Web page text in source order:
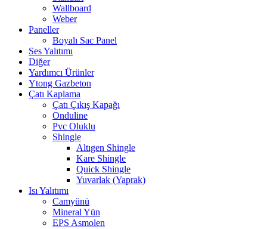
Wallboard
Weber
Paneller
Boyalı Sac Panel
Ses Yalıtımı
Diğer
Yardımcı Ürünler
Ytong Gazbeton
Çatı Kaplama
Çatı Çıkış Kapağı
Onduline
Pvc Oluklu
Shingle
Altıgen Shingle
Kare Shingle
Quick Shingle
Yuvarlak (Yaprak)
Isı Yalıtımı
Camyünü
Mineral Yün
EPS Asmolen